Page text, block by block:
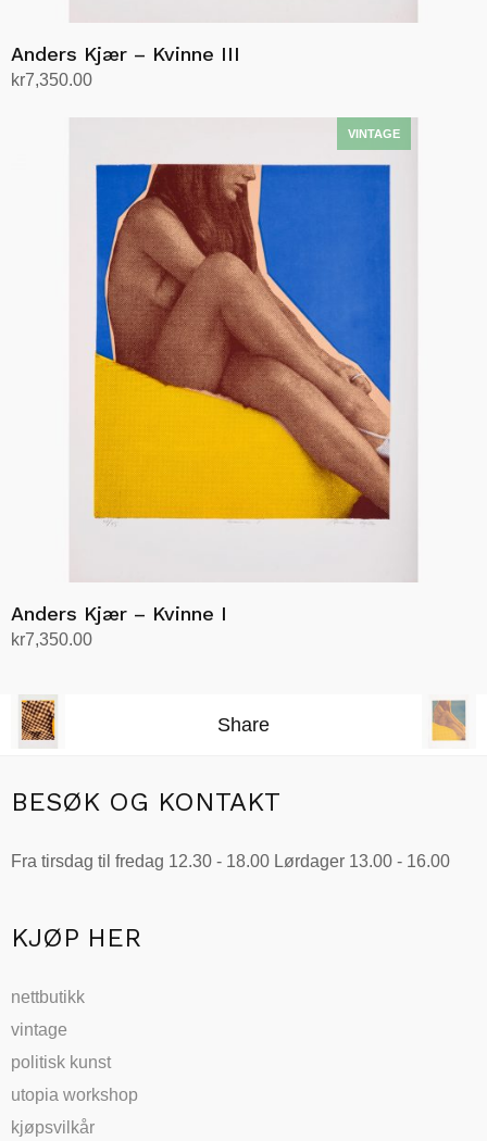
Anders Kjær – Kvinne III
kr7,350.00
Anders Kjær – Kvinne I
kr7,350.00
Share
BESØK OG KONTAKT
Fra tirsdag til fredag 12.30 - 18.00 Lørdager 13.00 - 16.00
KJØP HER
nettbutikk
vintage
politisk kunst
utopia workshop
kjøpsvilkår